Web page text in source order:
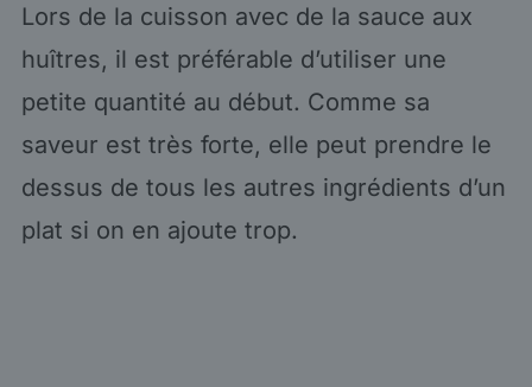
Lors de la cuisson avec de la sauce aux
huîtres, il est préférable d’utiliser une
petite quantité au début. Comme sa
saveur est très forte, elle peut prendre le
dessus de tous les autres ingrédients d’un
plat si on en ajoute trop.